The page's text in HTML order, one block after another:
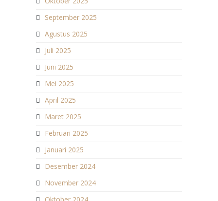
September 2025
Agustus 2025
Juli 2025
Juni 2025
Mei 2025
April 2025
Maret 2025
Februari 2025
Januari 2025
Desember 2024
November 2024